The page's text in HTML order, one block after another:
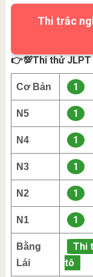
Thi trắc
👉💯Thi thử JLPT
Cơ Bản 1
N5 1
N4 1
N3 1
N2 1
N1 1
Bằng
Lái
Thi
tô